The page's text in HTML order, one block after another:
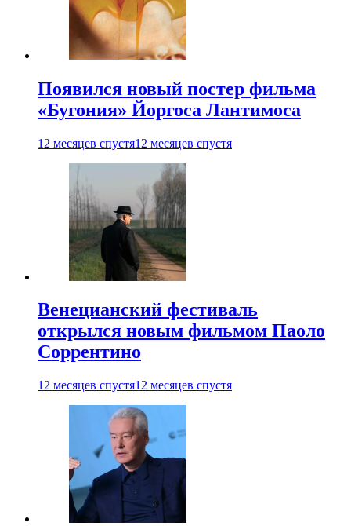
Появился новый постер фильма
«Бугония» Йоргоса Лантимоса
12 месяцев спустя12 месяцев спустя
Венецианский фестиваль
открылся новым фильмом Паоло
Соррентино
12 месяцев спустя12 месяцев спустя